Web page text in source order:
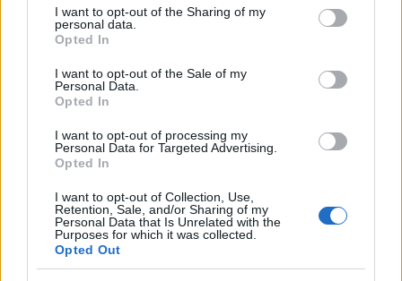
not limited to your visit or usage behaviour. You may click to
grant or deny consent to Google and its third-party tags to
use your data for below specified purposes in below Google
consent section.
I want to opt-out of the Sharing of my
personal data.
Opted In
I want to opt-out of the Sale of my
Personal Data.
Opted In
I want to opt-out of processing my
Personal Data for Targeted Advertising.
Opted In
I want to opt-out of Collection, Use,
Retention, Sale, and/or Sharing of my
Personal Data that Is Unrelated with the
Purposes for which it was collected.
Opted Out
Παράλληλα, όπως προκύπτει από τα στοιχεία της
ΕΛΣΤΑΤ, τα διαζύγια το 2022 ανήλθαν σε 14.477
παρουσιάζοντας αύξηση κατά 4% σε σχέση με το
2021. Το 80% των διαζυγίων που εκδόθηκαν την